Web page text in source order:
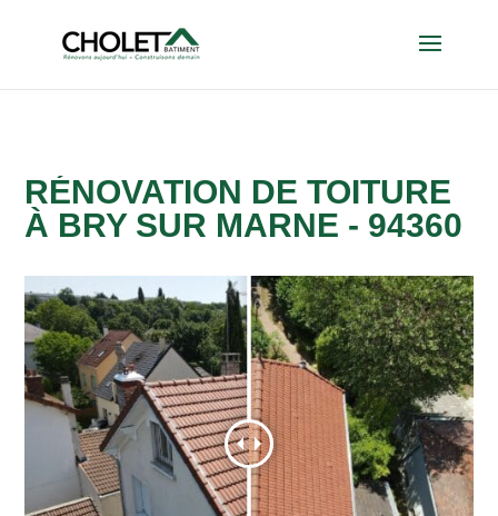
RÉNOVATION DE TOITURE
À BRY SUR MARNE - 94360